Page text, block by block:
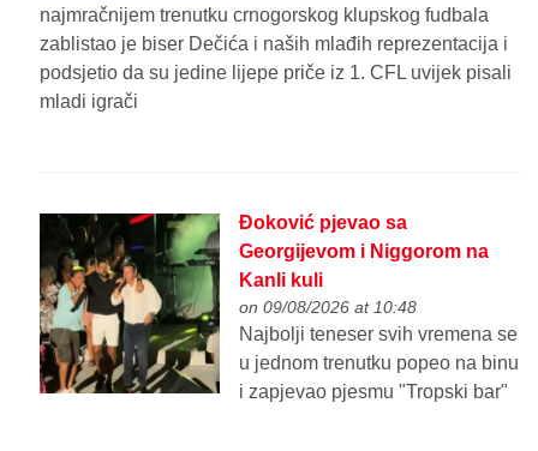
najmračnijem trenutku crnogorskog klupskog fudbala
zablistao je biser Dečića i naših mlađih reprezentacija i
podsjetio da su jedine lijepe priče iz 1. CFL uvijek pisali
mladi igrači
Đoković pjevao sa
Georgijevom i Niggorom na
Kanli kuli
on 09/08/2026 at 10:48
Najbolji teneser svih vremena se
u jednom trenutku popeo na binu
i zapjevao pjesmu "Tropski bar"